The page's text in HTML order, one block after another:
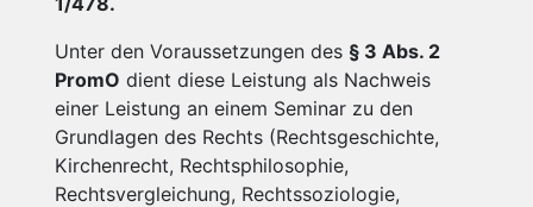
Unter den Voraussetzungen des § 3 Abs. 2
PromO dient diese Leistung als Nachweis
einer Leistung an einem Seminar zu den
Grundlagen des Rechts (Rechtsgeschichte,
Kirchenrecht, Rechtsphilosophie,
Rechtsvergleichung, Rechtssoziologie,